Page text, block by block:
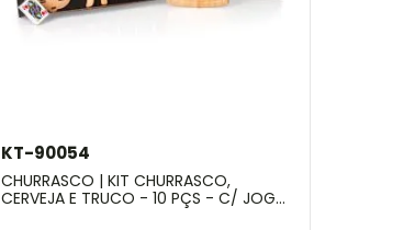
KT-90054
CHURRASCO | KIT CHURRASCO,
CERVEJA E TRUCO - 10 PÇS - C/ JOGO